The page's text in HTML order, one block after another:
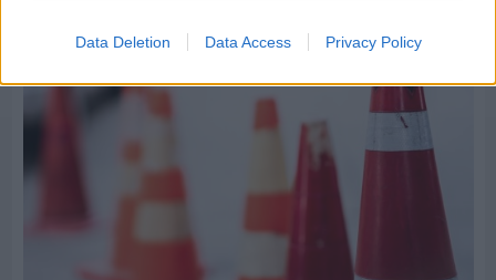
Data Deletion Data Access Privacy Policy